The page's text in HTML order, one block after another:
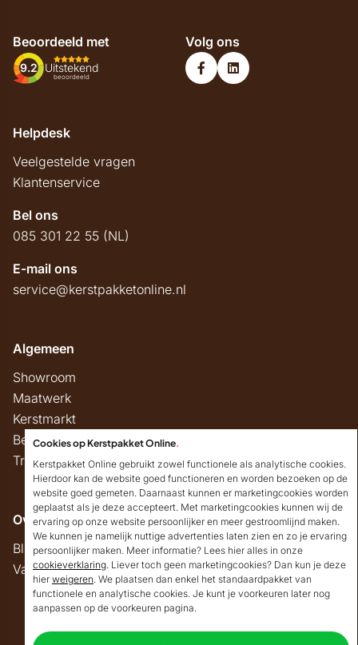
Beoordeeld met
9.2 Uitstekend
beoordeeld
Volg ons
Helpdesk
Veelgestelde vragen
Klantenservice
Bel ons
085 301 22 55 (NL)
E-mail ons
service@kerstpakketonline.nl
Algemeen
Showroom
Maatwerk
Kerstmarkt
Belastingregels
Track & Trace
Overig
Blog
Vacatures
Copyright © 2026 Kerstpakket Online
Goedendag!
Mocht ik je ergens mee
kunnen helpen, dan
verneem ik dat graag.
Cookies op Kerstpakket Online.
Kerstpakket Online gebruikt zowel functionele als analytische cookies.
Hierdoor kan de website goed functioneren en worden bezoeken op de
website goed gemeten. Daarnaast kunnen er marketingcookies worden
geplaatst als je deze accepteert. Met marketingcookies kunnen wij de
ervaring op onze website persoonlijker en meer gestroomlijnd maken.
We kunnen je namelijk nuttige advertenties laten zien en zo je ervaring
persoonlijker maken. Meer informatie? Lees hier alles in onze
cookieverklaring. Liever toch geen marketingcookies? Dan kun je deze
hier weigeren. We plaatsen dan enkel het standaardpakket van
functionele en analytische cookies. Je kunt je voorkeuren later nog
aanpassen op de voorkeuren pagina.